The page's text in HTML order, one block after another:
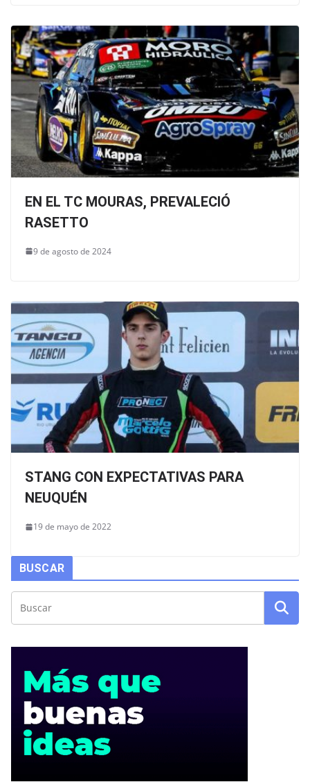
EN EL TC MOURAS, PREVALECIÓ
RASETTO
9 de agosto de 2024
STANG CON EXPECTATIVAS PARA
NEUQUÉN
19 de mayo de 2022
BUSCAR